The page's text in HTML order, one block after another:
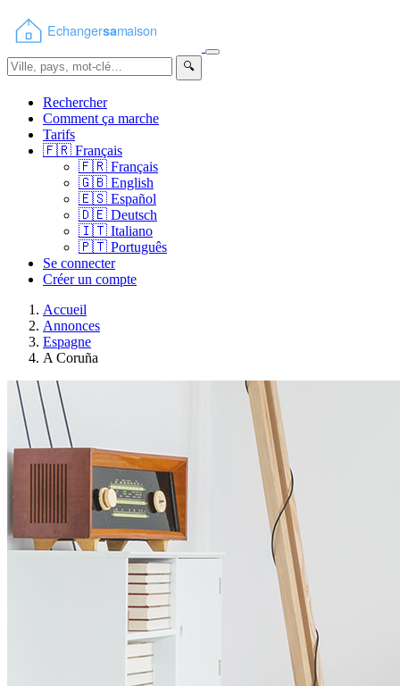
🔍
Rechercher
Comment ça marche
Tarifs
🇫🇷 Français
🇫🇷 Français
🇬🇧 English
🇪🇸 Español
🇩🇪 Deutsch
🇮🇹 Italiano
🇵🇹 Português
Se connecter
Créer un compte
Accueil
Annonces
Espagne
A Coruña